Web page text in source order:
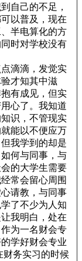
自己的不足，
以普及，现在
半电算化的方
时对学校没有
滴滴，发觉实
才知其中滋
有成见，但实
心了。我知道
识，不管现实
能以不便应万
我学到的却是
何与同事，与
的大学生需要
常会留心周围
请教，与同事
了不少为人知
我明白，处在
为一名财会专
学好财会专业
财务实习的时候